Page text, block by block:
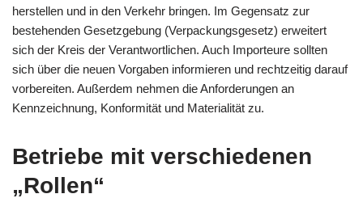
herstellen und in den Verkehr bringen. Im Gegensatz zur
bestehenden Gesetzgebung (Verpackungsgesetz) erweitert
sich der Kreis der Verantwortlichen. Auch Importeure sollten
sich über die neuen Vorgaben informieren und rechtzeitig darauf
vorbereiten. Außerdem nehmen die Anforderungen an
Kennzeichnung, Konformität und Materialität zu.
Betriebe mit verschiedenen
„Rollen“